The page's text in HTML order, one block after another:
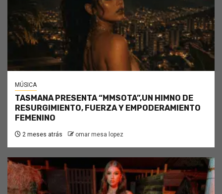
MÚSICA
TASMANA PRESENTA “MMSOTA”,UN HIMNO DE
RESURGIMIENTO, FUERZA Y EMPODERAMIENTO
FEMENINO
2 meses atrás omar mesa lopez